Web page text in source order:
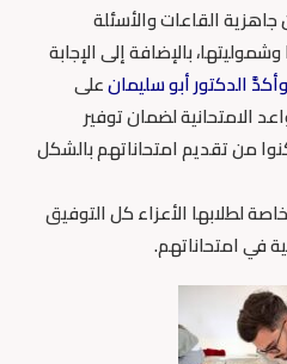
القاعات والأسئلة
بالإضافة إلى الإجابة
وأكدَّ الدكتور أبو سليمانعلى
الامتحانية لضمان توفير
من تقديم امتحاناتهم بالشكل
لطلابها الأعزاء كل التوفيق
في امتحاناتهم.